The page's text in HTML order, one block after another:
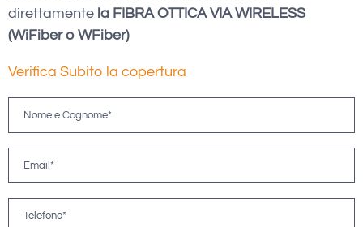
direttamente la FIBRA OTTICA VIA WIRELESS
(WiFiber o WFiber)
Verifica Subito la copertura